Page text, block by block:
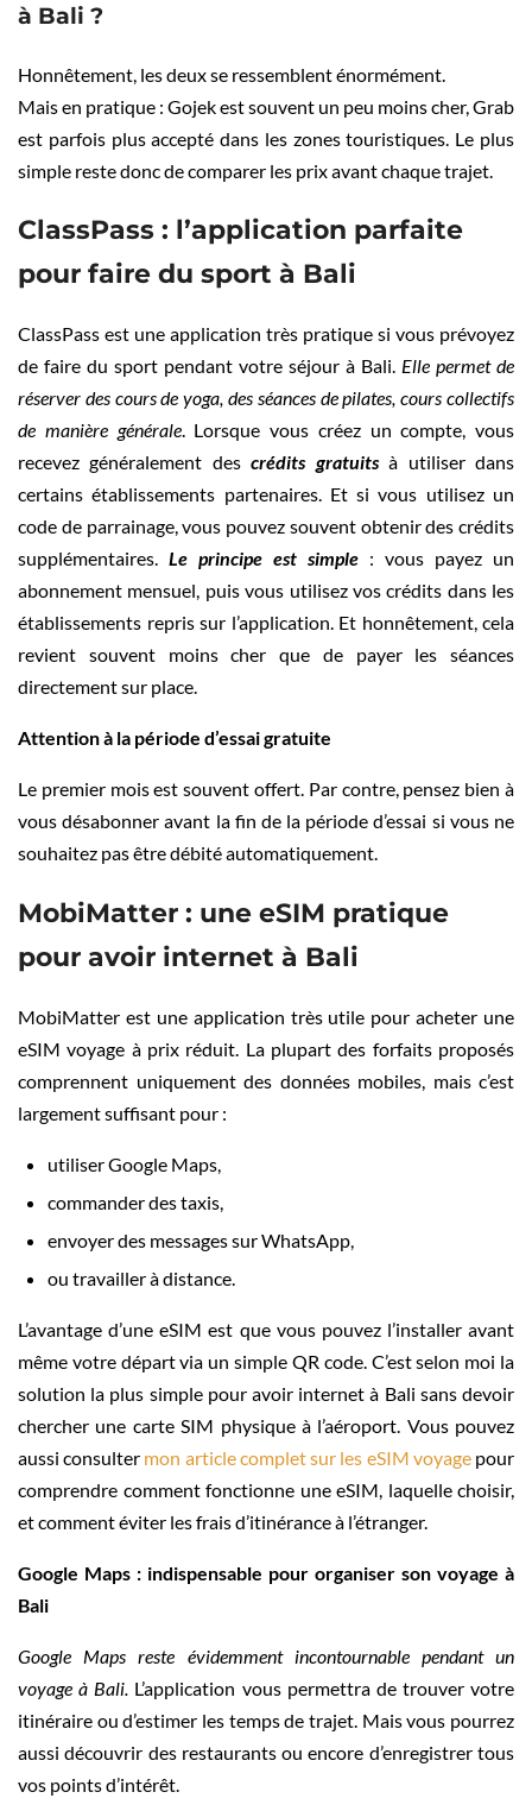
à Bali ?
Honnêtement, les deux se ressemblent énormément.
Mais en pratique : Gojek est souvent un peu moins cher, Grab
est parfois plus accepté dans les zones touristiques. Le plus
simple reste donc de comparer les prix avant chaque trajet.
ClassPass : l’application parfaite
pour faire du sport à Bali
ClassPass est une application très pratique si vous prévoyez
de faire du sport pendant votre séjour à Bali. Elle permet de
réserver des cours de yoga, des séances de pilates, cours collectifs
de manière générale. Lorsque vous créez un compte, vous
recevez généralement descrédits gratuitsà utiliser dans
certains établissements partenaires. Et si vous utilisez un
code de parrainage, vous pouvez souvent obtenir des crédits
supplémentaires. Le principe est simple : vous payez un
abonnement mensuel, puis vous utilisez vos crédits dans les
établissements repris sur l’application. Et honnêtement, cela
revient souvent moins cher que de payer les séances
directement sur place.
Attention à la période d’essai gratuite
Le premier mois est souvent offert. Par contre, pensez bien à
vous désabonner avant la fin de la période d’essai si vous ne
souhaitez pas être débité automatiquement.
MobiMatter : une eSIM pratique
pour avoir internet à Bali
MobiMatter est une application très utile pour acheter une
eSIM voyage à prix réduit. La plupart des forfaits proposés
comprennent uniquement des données mobiles, mais c’est
largement suffisant pour :
utiliser Google Maps,
commander des taxis,
envoyer des messages sur WhatsApp,
ou travailler à distance.
L’avantage d’une eSIM est que vous pouvez l’installer avant
même votre départ via un simple QR code. C’est selon moi la
solution la plus simple pour avoir internet à Bali sans devoir
chercher une carte SIM physique à l’aéroport. Vous pouvez
aussi consulter mon article complet sur les eSIM voyagepour
comprendre comment fonctionne une eSIM, laquelle choisir,
et comment éviter les frais d’itinérance à l’étranger.
Google Maps : indispensable pour organiser son voyage à
Bali
Google Maps reste évidemment incontournable pendant un
voyage à Bali. L’application vous permettra de trouver votre
itinéraire ou d’estimer les temps de trajet. Mais vous pourrez
aussi découvrir des restaurants ou encore d’enregistrer tous
vos points d’intérêt.